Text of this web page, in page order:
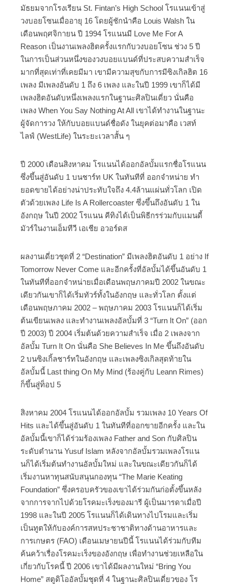
มัธยมจากโรงเรียน St. Fintan’s High School โรแนนเข้าสู่
วงบอยโซนเมื่ออายุ 16 โดยผู้ชักนำคือ Louis Walsh ใน
เดือนพฤศจิกายน ปี 1994 โรแนนมี Love Me For A
Reason เป็นงานเพลงฮิตครั้งแรกกับวงบอยโซน ช่วง 5 ปี
ในการเป็นส่วนหนึ่งของวงบอยแบนด์ที่ประสบความสำเร็จ
มากที่สุดเท่าที่เคยมีมา เขามีความสุขกับการมีซิงเกิลฮิต 16
เพลง มีเพลงอันดับ 1 ถึง 6 เพลง และในปี 1999 เขาก็ได้มี
เพลงฮิตอันดับหนึ่งเพลงแรกในฐานะศิลปินเดี่ยว นั่นคือ
เพลง When You Say Nothing At All เขาได้ทำงานในฐานะ
ผู้จัดการวง ให้กับบอยแบนด์ชื่อดัง ในยุคต่อมาคือ เวสท์
ไลฟ์ (WestLife) ในระยะเวลาสั้น ๆ
ปี 2000 เดือนสิงหาคม โรแนนได้ออกอัลบั้มแรกชื่อโรแนน
ซึ่งขึ้นสู่อันดับ 1 บนชาร์ท UK ในทันทีที่ ออกจำหน่าย ทำ
ยอดขายได้อย่างน่าประทับใจถึง 4.4ล้านแผ่นทั่วโลก เปิด
ตัวด้วยเพลง Life Is A Rollercoaster ซึ่งขึ้นถึงอันดับ 1 ใน
อังกฤษ ในปี 2002 โรแนน คีทิงได้เป็นพิธีกรร่วมกับแมนดี้
มัวร์ในงานเอ็มทีวี เอเชีย อวอร์ดส
ผลงานเดี่ยวชุดที่ 2 “Destination” มีเพลงฮิตอันดับ 1 อย่าง If
Tomorrow Never Come และอีกครั้งที่อัลบั้มได้ขึ้นอันดับ 1
ในทันทีที่ออกจำหน่ายเมื่อเดือนพฤษภาคมปี 2002 ในขณะ
เดียวกันเขาก็ได้เริ่มทัวร์ทั้งในอังกฤษ และทั่วโลก ตั้งแต่
เดือนพฤษภาคม 2002 – พฤษภาคม 2003 โรแนนก็ได้เริ่ม
ต้นเขียนเพลง และทำงานเพลงอัลบั้มที่ 3 “Turn It On” (ออก
ปี 2003) ปี 2004 เริ่มต้นด้วยความสำเร็จ เมื่อ 2 เพลงจาก
อัลบั้ม Turn It On นั่นคือ She Believes In Me ขึ้นถึงอันดับ
2 บนซิงเกิ้ลชาร์ทในอังกฤษ และเพลงซิงเกิลสุดท้ายใน
อัลบั้มนี้ Last thing On My Mind (ร้องคู่กับ Leann Rimes)
ก็ขึ้นสู่ท็อป 5
สิงหาคม 2004 โรแนนได้ออกอัลบั้ม รวมเพลง 10 Years Of
Hits และได้ขึ้นสู่อันดับ 1 ในทันทีที่ออกขายอีกครั้ง และใน
อัลบั้มนี้เขาก็ได้ร่วมร้องเพลง Father and Son กับศิลปิน
ระดับตำนาน Yusuf Islam หลังจากอัลบั้มรวมเพลงโรแน
นก็ได้เริ่มต้นทำงานอัลบั้มใหม่ และในขณะเดียวกันก็ได้
เริ่มงานหาทุนสนับสนุนกองทุน “The Marie Keating
Foundation” ซึ่งครอบครัวของเขาได้ร่วมกันก่อตั้งขึ้นหลัง
จากการจากไปด้วยโรคมะเร็งของมารี ผู้เป็นมารดาเมื่อปี
1998 และในปี 2005 โรแนนก็ได้เดินทางไปโรมและเริ่ม
เป็นทูตให้กับองค์การสหประชาชาติทางด้านอาหารและ
การเกษตร (FAO) เดือนเมษายนปีนี้ โรแนนได้ร่วมกับทีม
ค้นคว้าเรื่องโรคมะเร็งของอังกฤษ เพื่อทำงานช่วยเหลือใน
เกี่ยวกับโรคนี้ ปี 2006 เขาได้มีผลงานใหม่ “Bring You
Home” สตูดิโออัลบั้มชุดที่ 4 ในฐานะศิลปินเดี่ยวของ โร